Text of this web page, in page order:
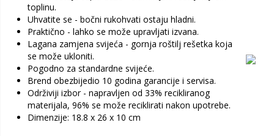
toplinu.
Uhvatite se - bočni rukohvati ostaju hladni.
Praktično - lahko se može upravljati izvana.
Lagana zamjena svijeća - gornja roštilj rešetka koja
se može ukloniti.
Pogodno za standardne svijeće.
Brend obezbijedio 10 godina garancije i servisa.
Održiviji izbor - napravljen od 33% recikliranog
materijala, 96% se može reciklirati nakon upotrebe.
Dimenzije: 18.8 x 26 x 10 cm